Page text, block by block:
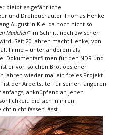
bleibt es gefährliche
und Drehbuchautor Thomas Henke
August in Kiel da noch nicht so
Mädchen“im Schnitt noch zwischen
Seit 20 Jahren macht Henke, von
Filme – unter anderem als
Dokumentarfilmen für den NDR und
er von solchen Brotjobs eher
Jahren wieder mal ein freies Projekt
ist der Arbeitstitel für seinen längeren
anknüpfend an jenen
die sich in ihren
nicht fassen lässt.